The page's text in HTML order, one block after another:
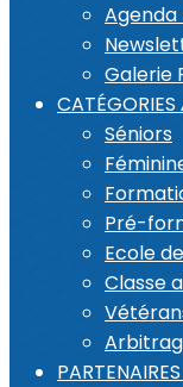
Galerie
CATÉGORIES
Séniors
Pré-
Ecole
Classe
PARTENAIRES